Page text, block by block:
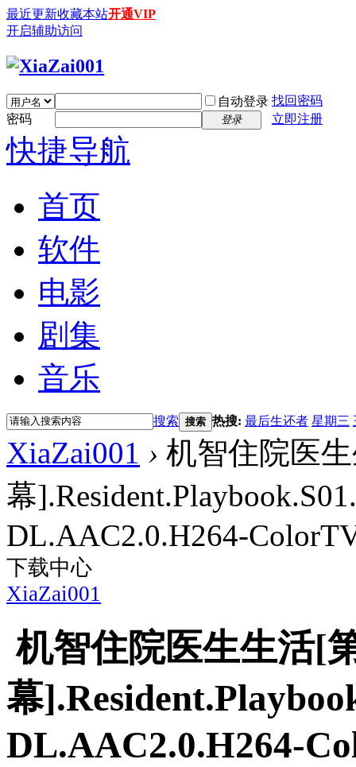
最近更新收藏本站开通VIP
开启辅助访问
自动登录 找回密码
密码
登录 立即注册
快捷导航
首页
软件
电影
剧集
音乐
搜索 搜索 热搜: 最后生还者 星期三
XiaZai001 › 机智住院医
幕
DL.AAC2.0.H264-
下载中心
XiaZai001
机智住院医生生活[
幕
DL.AAC2.0.H264-